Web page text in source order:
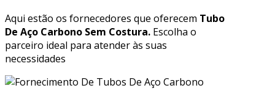
Aqui estão os fornecedores que oferecem Tubo
De Aço Carbono Sem Costura. Escolha o
parceiro ideal para atender às suas
necessidades